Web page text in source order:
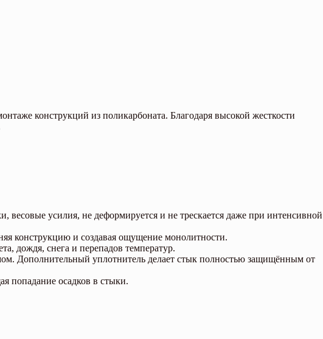
конструкций из поликарбоната. Благодаря высокой жесткости
усилия, не деформируется и не трескается даже при интенсивной
конструкцию и создавая ощущение монолитности.
дождя, снега и перепадов температур.
Дополнительный уплотнитель делает стык полностью защищённым от
попадание осадков в стыки.